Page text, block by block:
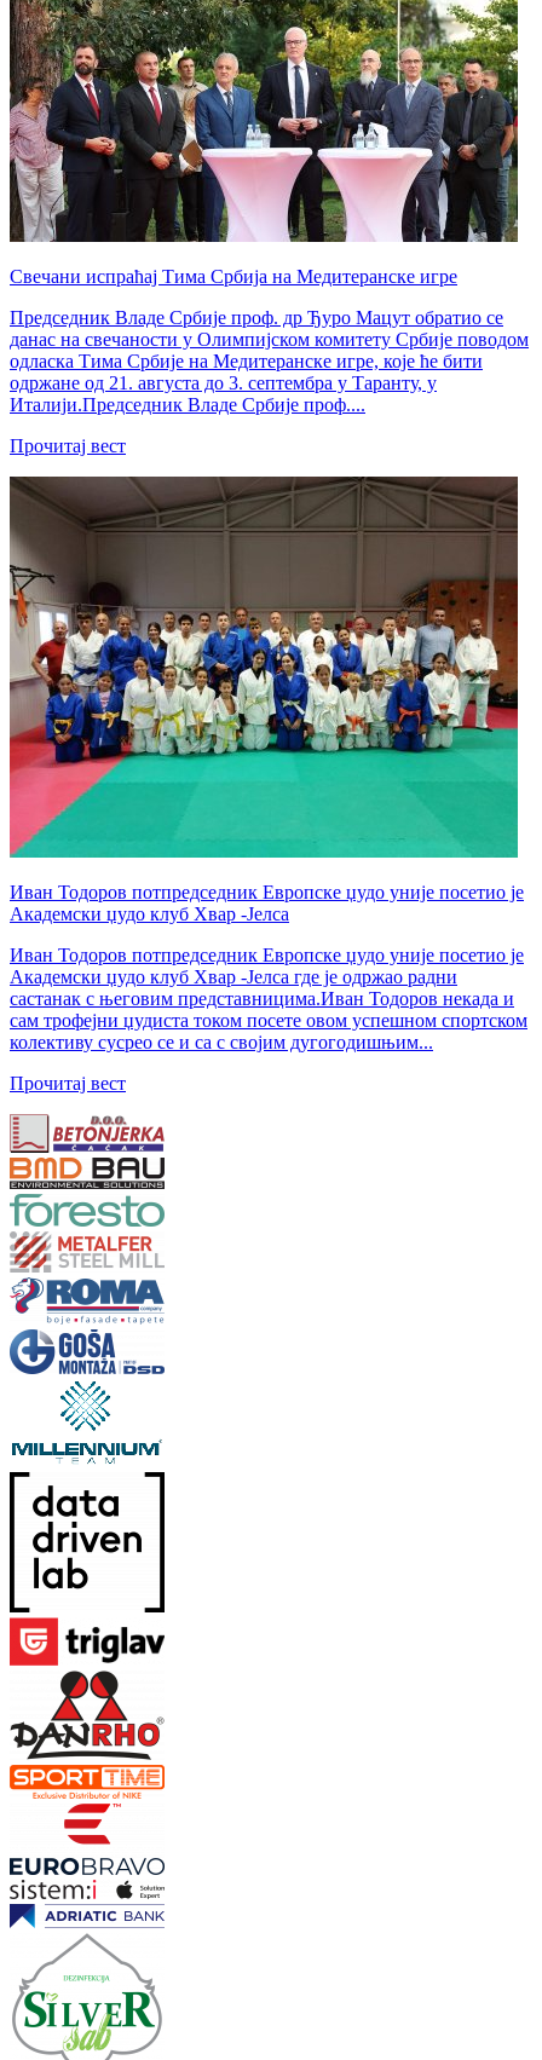
Свечани испраћај Тима Србија на Медитеранске игре
Председник Владе Србије проф. др Ђуро Мацут обратио се
данас на свечаности у Олимпијском комитету Србије поводом
одласка Тима Србије на Медитеранске игре, које ће бити
одржане од 21. августа до 3. септембра у Таранту, у
Италији.Председник Владе Србије проф....
Прочитај вест
Иван Тодоров потпредседник Европске џудо уније посетио је
Академски џудо клуб Хвар -Јелса
Иван Тодоров потпредседник Европске џудо уније посетио је
Академски џудо клуб Хвар -Јелса где је одржао радни
састанак с његовим представницима.Иван Тодоров некада и
сам трофејни џудиста током посете овом успешном спортском
колективу сусрео се и са с својим дугогодишњим...
Прочитај вест